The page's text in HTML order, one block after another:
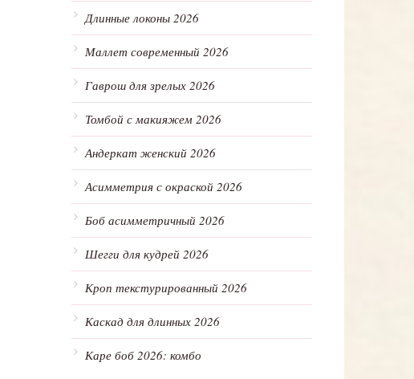
Длинные локоны 2026
Маллет современный 2026
Гаврош для зрелых 2026
Томбой с макияжем 2026
Андеркат женский 2026
Асимметрия с окраской 2026
Боб асимметричный 2026
Шегги для кудрей 2026
Кроп текстурированный 2026
Каскад для длинных 2026
Каре боб 2026: комбо